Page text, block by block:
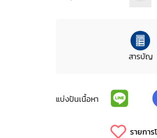
สารบัญ
แบ่งปันเนื้อหา
รายการ